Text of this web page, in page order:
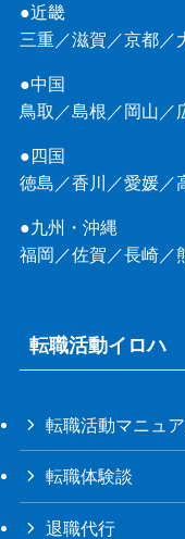
●近畿
三重／滋賀 ／京都／
●中国
鳥取 ／島根 ／岡山 ／
●四国
徳島 ／香川 ／愛媛／
●九州・沖縄
福岡 ／佐賀 ／長崎／
転職活動イロハ
転職活動マニュ
転職体験談
退職代行